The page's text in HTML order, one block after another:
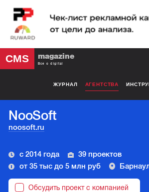
CMS magazine
Все о digital
ЖУРНАЛ АГЕНТСТВА
NooSoft
noosoft.ru
с 2014 года
39 проектов
от 35 тыс до 5 млн руб
Обсудить проект с компанией